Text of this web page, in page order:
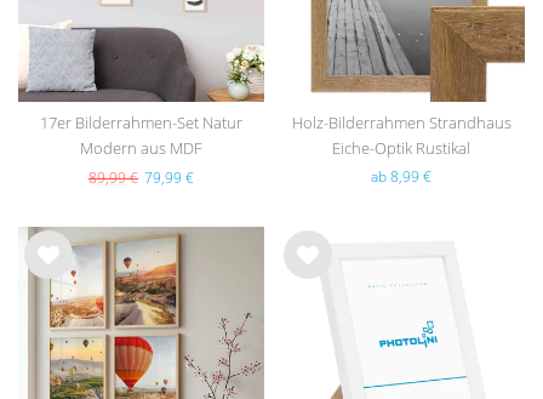
17er Bilderrahmen-Set Natur
Modern aus MDF
89,99 € 79,99 €
Holz-Bilderrahmen Strandhaus
Eiche-Optik Rustikal
ab 8,99 €
Wu
nsc
hlist
e
Wu